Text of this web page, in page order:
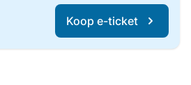
Koop e-ticket